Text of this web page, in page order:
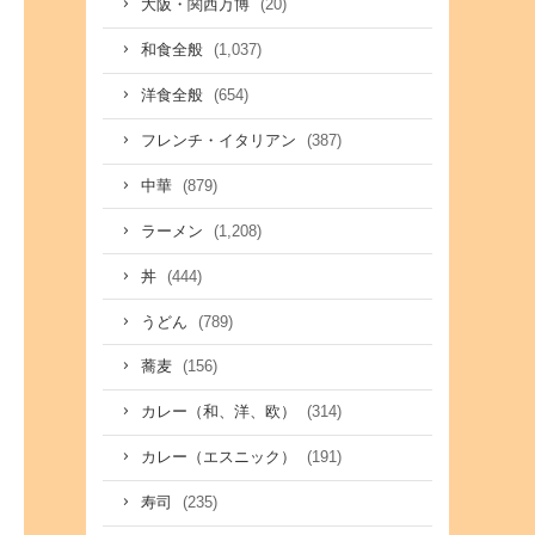
大阪・関西万博 (20)
和食全般 (1,037)
洋食全般 (654)
フレンチ・イタリアン (387)
中華 (879)
ラーメン (1,208)
丼 (444)
うどん (789)
蕎麦 (156)
カレー（和、洋、欧） (314)
カレー（エスニック） (191)
寿司 (235)